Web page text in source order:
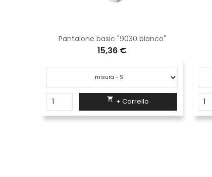
Pantalone basic "9030 bianco"
15,36 €
 + Carrello